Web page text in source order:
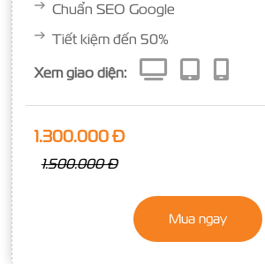
Chuẩn SEO Google
Tiết kiệm đến 50%
Xem giao diện:
1.300.000 Đ
1.500.000 Đ
Mua ngay